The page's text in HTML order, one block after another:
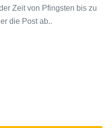
Zeit von Pfingsten bis zu
die Post ab..